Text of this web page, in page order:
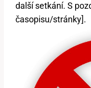
další setkání. S
časopisu/stránky].